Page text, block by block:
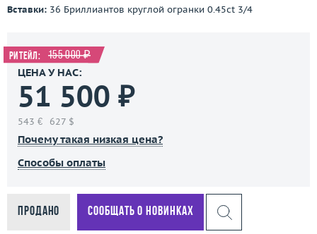
Вставки: 36 Бриллиантов круглой огранки 0.45ct 3/4
Ритейл: 155 000 ₽
ЦЕНА У НАС:
51 500 ₽
543 € 627 $
Почему такая низкая цена?
Способы оплаты
Продано Сообщать о новинках